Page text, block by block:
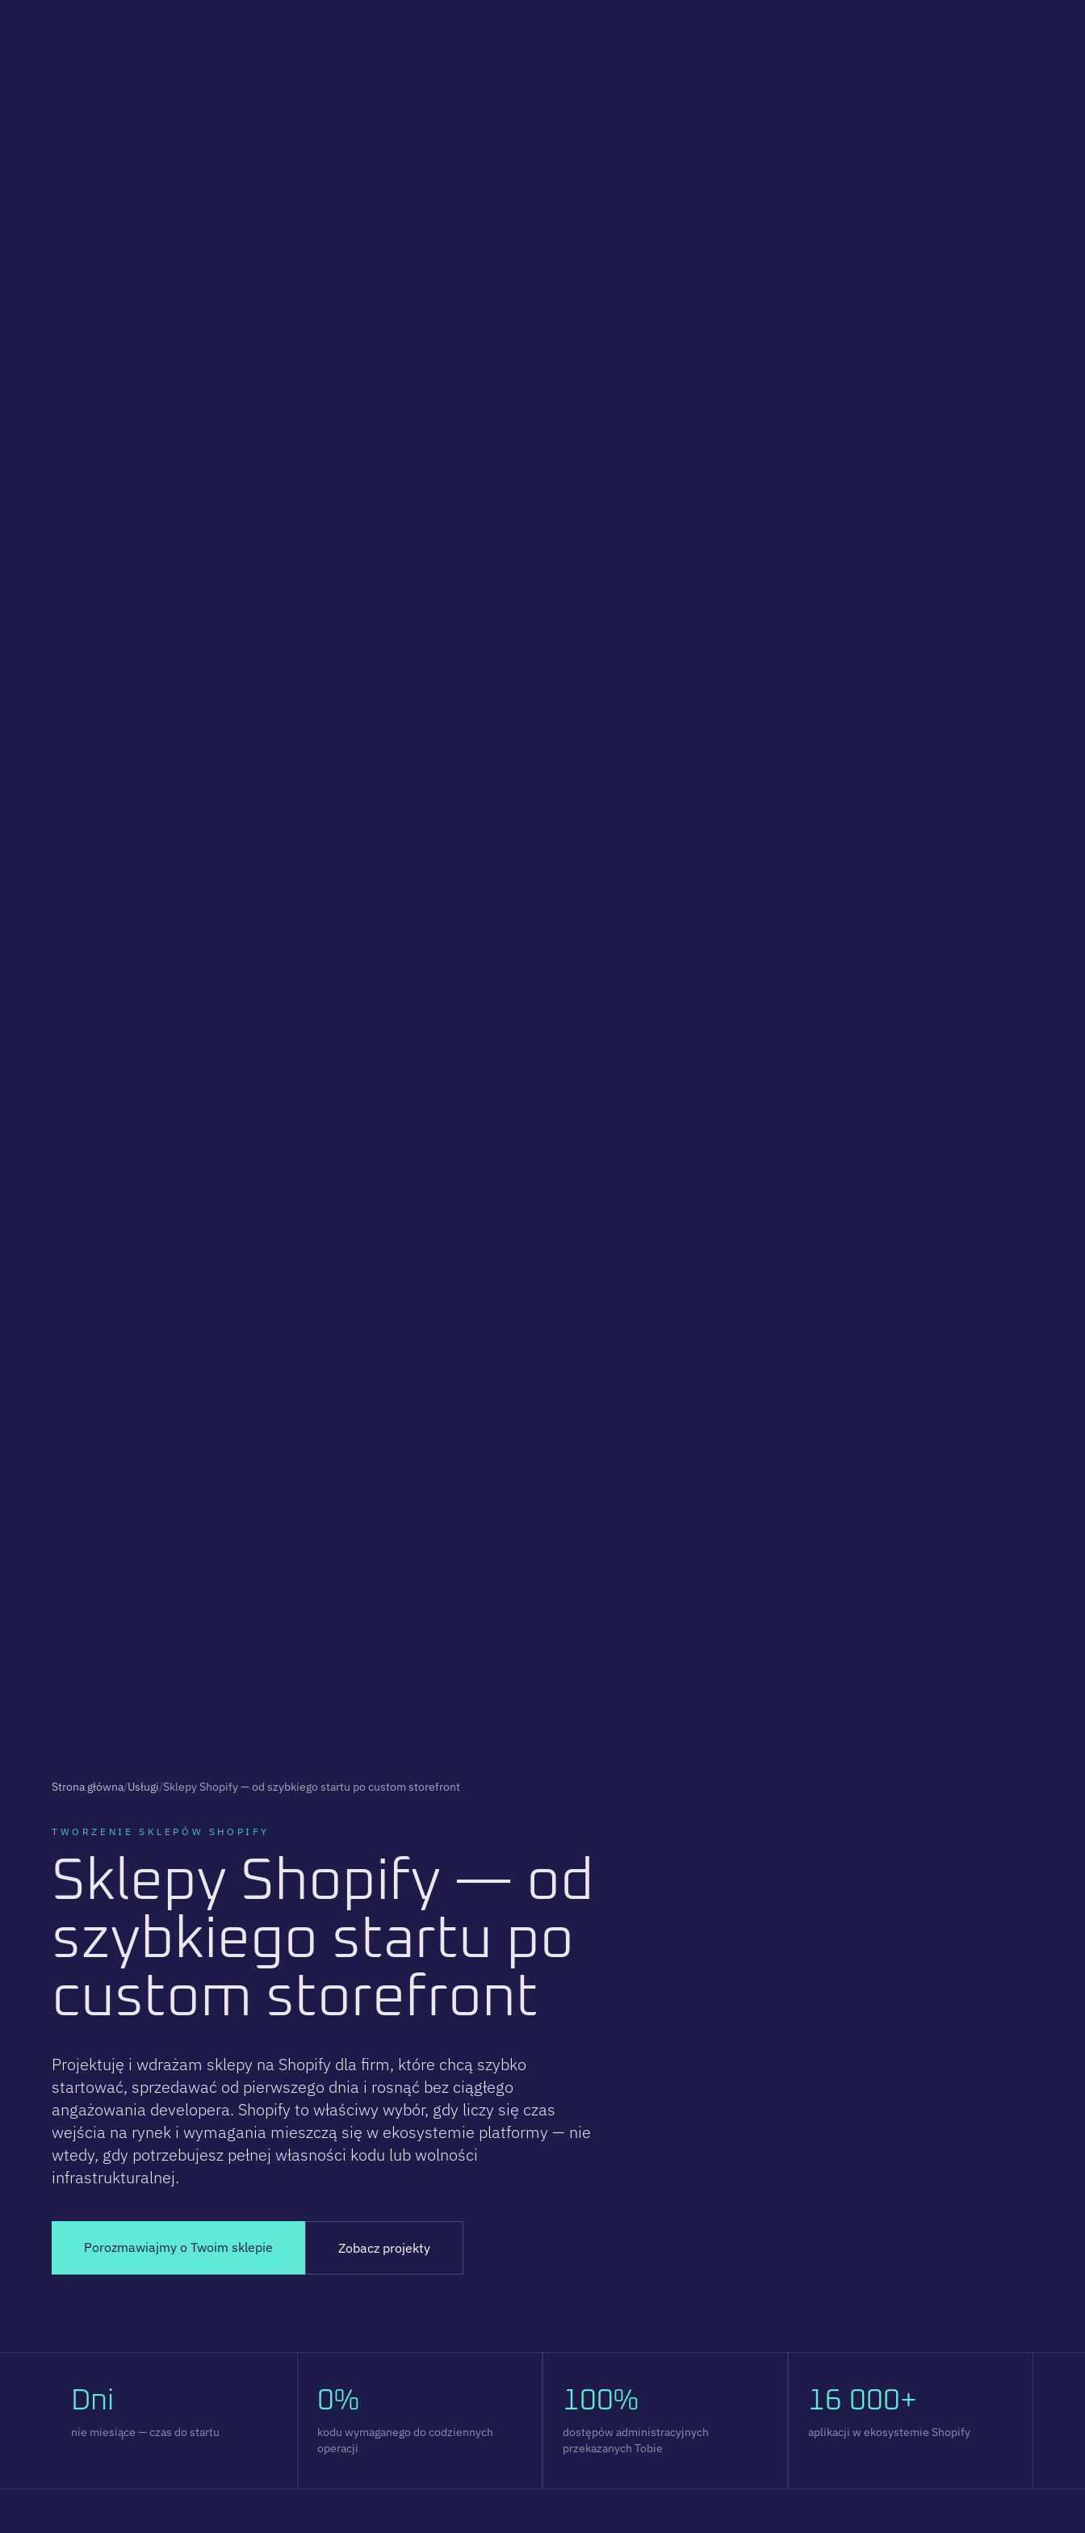
Strona główna/Usługi/Sklepy Shopify — od szybkiego startu po custom storefront
TWORZENIE SKLEPÓW SHOPIFY
S klepy S hopify — od
szyb kiego startu po
custom storefront
Projektuję i wdrażam sklepy na Shopify dla firm, które chcą szybko
startować, sprzedawać od pierwszego dnia i rosnąć bez ciągłego
angażowania developera. Shopify to właściwy wybór, gdy liczy się czas
wejścia na rynek i wymagania mieszczą się w ekosystemie platformy — nie
wtedy, gdy potrzebujesz pełnej własności kodu lub wolności
infrastrukturalnej.
Porozmawiajmy o Twoim sklepie Zobacz projekty
Dni
nie miesiące — czas do startu
0%
kodu wymaganego do codziennych
operacji
100%
dostępów administracyjnych
przekazanych Tobie
16 000+
aplikacji w ekosystemie Shopify